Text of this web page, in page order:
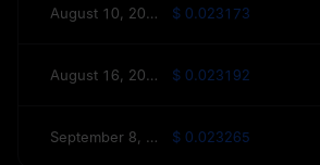
August 10, 2026(พรุ่งนี้) $ 0.023173
August 16, 2026(สัปดาห์นี้) $ 0.023192
September 8, 2026(30 วัน) $ 0.023265